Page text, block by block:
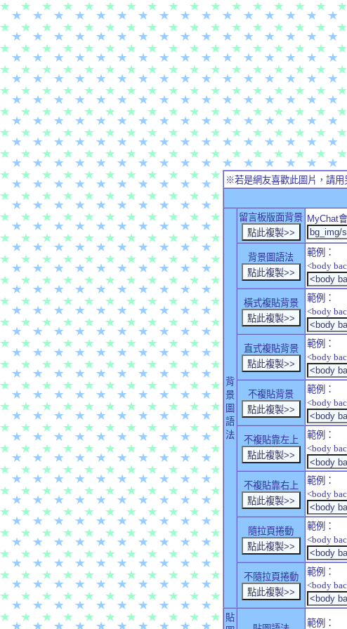
※若是網友喜歡此圖片，請用
背
景
圖
語
法
留言板版面背景 MyChat
背景圖語法
範例：
<body
橫式複貼背景
範例：
<body
直式複貼背景
範例：
<body
不複貼背景
範例：
<body
不複貼靠左上
範例：
<body
不複貼靠右上
範例：
<body
隨拉頁捲動
範例：
<body
不隨拉頁捲動
範例：
<body
貼
範例：